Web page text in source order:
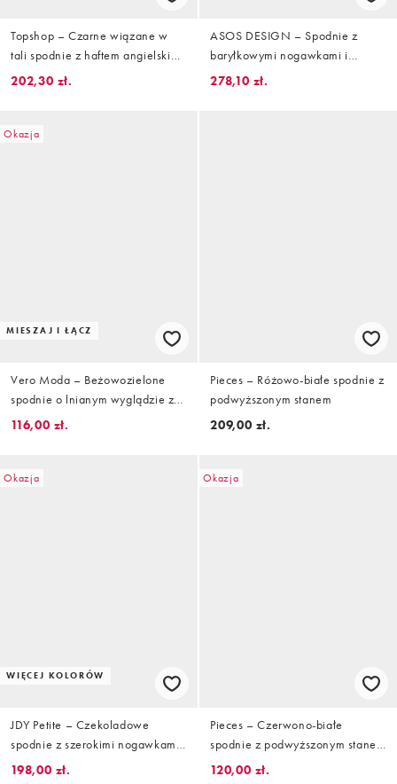
Topshop – Czarne wiązane w
tali spodnie z haftem angielskim,
część zestawu
202,30 zł.
ASOS DESIGN – Spodnie z
baryłkowymi nogawkami i
wysokim stanem ze
278,10 zł.
Okazja
MIESZAJ I ŁĄCZ
Vero Moda – Beżowozielone
spodnie o lnianym wyglądzie z
szerokimi nogawkami i
116,00 zł.
Pieces – Różowo-białe spodnie z
podwyższonym stanem
209,00 zł.
Okazja
WIĘCEJ KOLORÓW
JDY Petite – Czekoladowe
spodnie z szerokimi nogawkami i
podwyższonym stanem
198,00 zł.
Okazja
Pieces – Czerwono-białe
spodnie z podwyższonym stanem
i wzorem w kratkę vichy, część
120,00 zł.